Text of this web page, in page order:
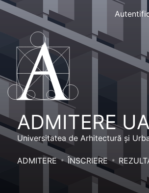
ADMITERE
Universitatea de Arhitectură și
ADMITERE ÎNSCRIERE